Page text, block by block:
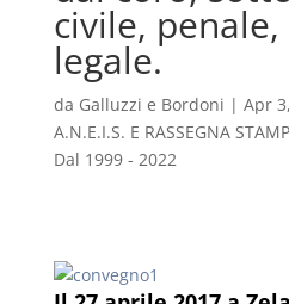
civile,
legale.
da Galluzzi e Bordoni | Apr
A.N.E.I.S. E RASSEGNA
Dal 1999 - 2022